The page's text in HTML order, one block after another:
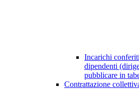
Incarichi
dipendenti
pubblicare in
Contrattazione